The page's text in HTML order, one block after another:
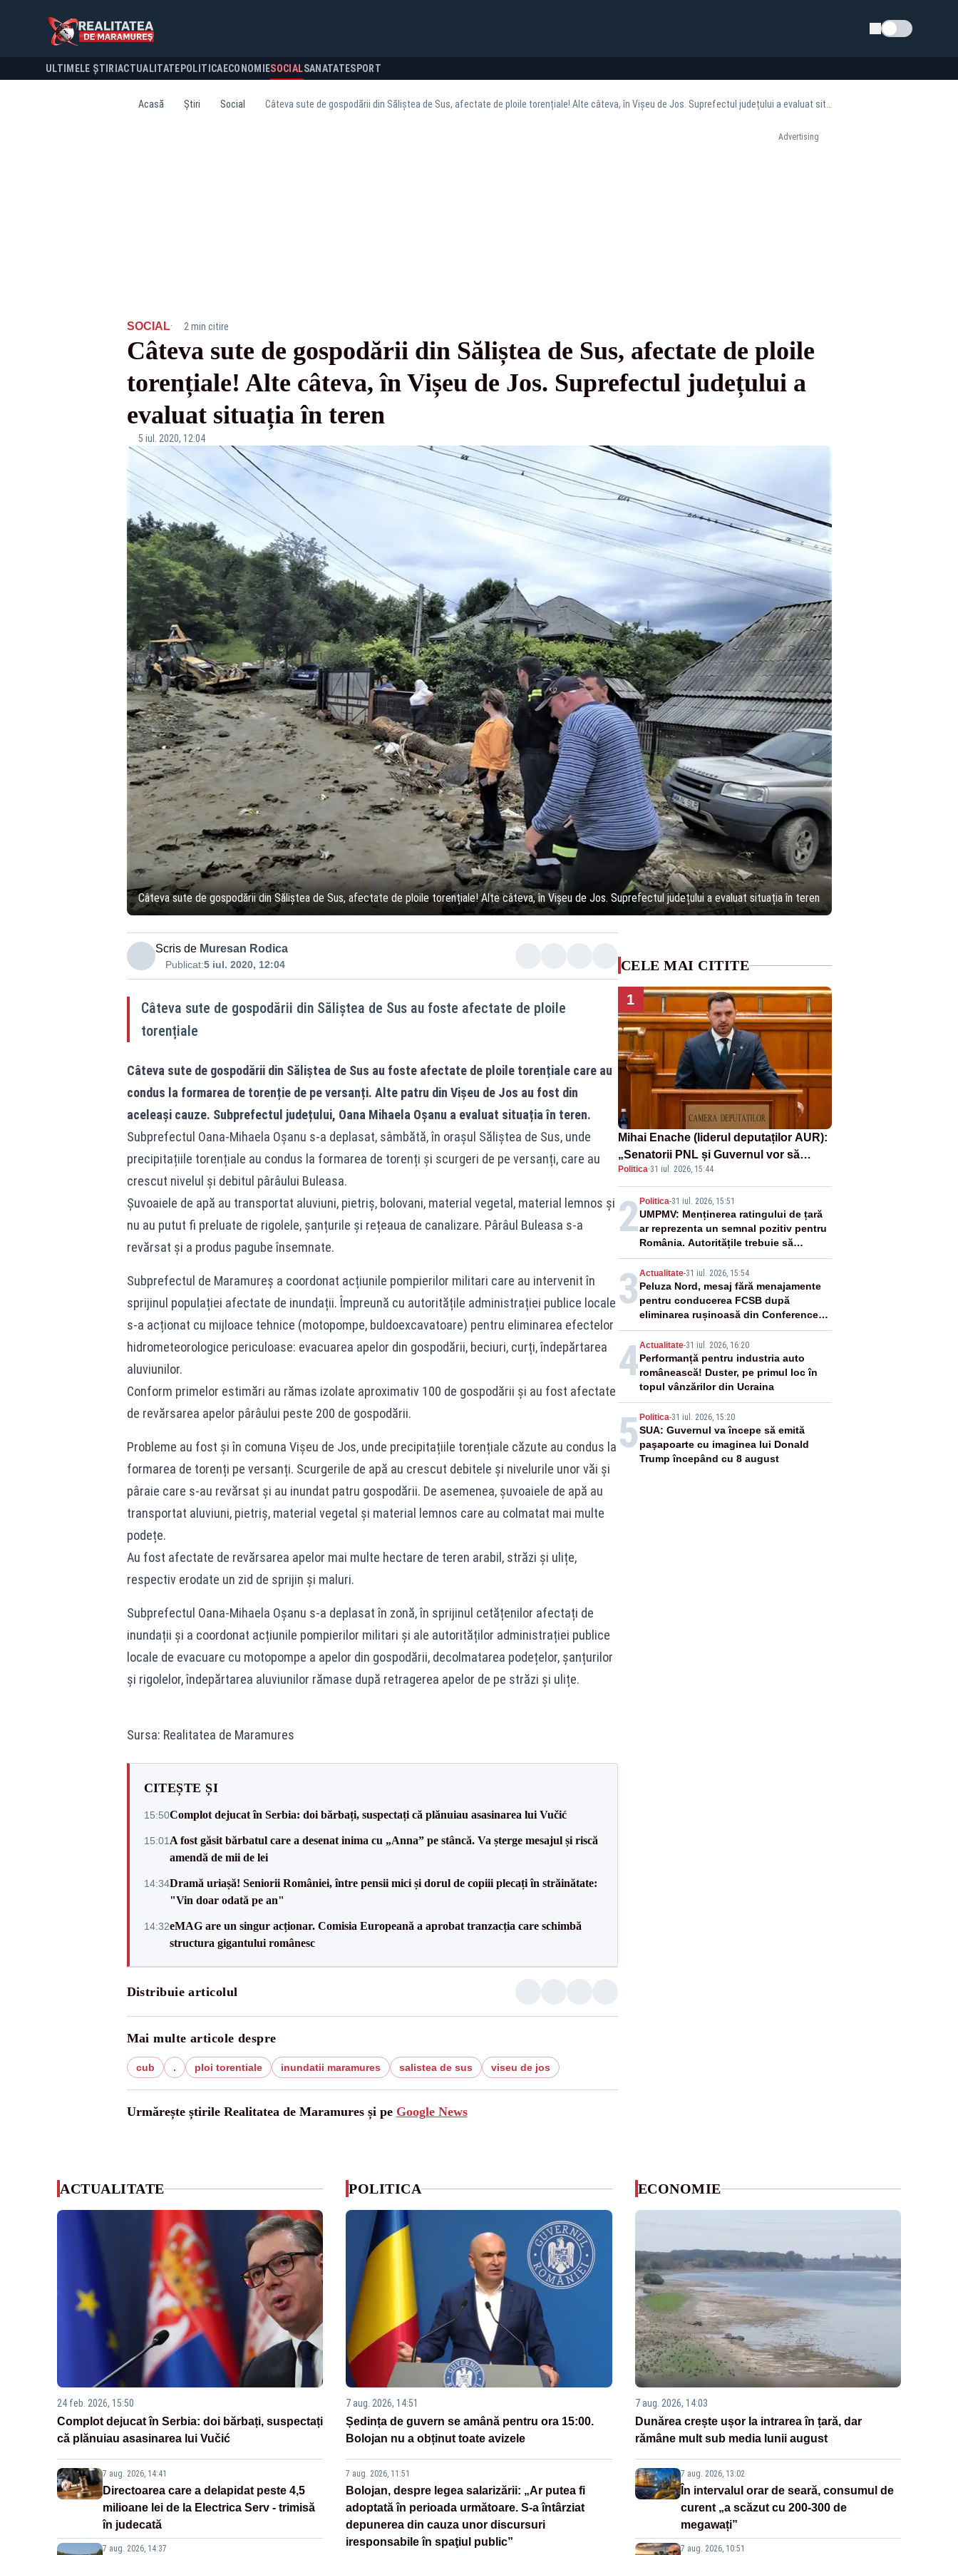
Schimba tema
ULTIMELE ȘTIRI ACTUALITATE POLITICA ECONOMIESOCIALSANATATESPORT
Acasă Știri Social
Advertising
SOCIAL· 2 min citire
Câteva sute de gospodării din Săliștea de Sus, afectate de ploile
torențiale! Alte câteva, în Vișeu de Jos. Suprefectul județului a
evaluat situația în teren
5 iul. 2020, 12:04
Câteva sute de gospodării din Săliștea de Sus, afectate de ploile torențiale! Alte câteva, în Vișeu de Jos. Suprefectul județului a evaluat situația în teren
Scris de Muresan Rodica
Publicat:5 iul. 2020, 12:04
Câteva sute de gospodării din Săliștea de Sus au foste afectate de ploile
torențiale
Câteva sute de gospodării din Săliștea de Sus au foste afectate de ploile torențiale care au
condus la formarea de torenție de pe versanți. Alte patru din Vișeu de Jos au fost din
aceleași cauze. Subprefectul județului, Oana Mihaela Oșanu a evaluat situația în teren.
Subprefectul Oana-Mihaela Oșanu s-a deplasat, sâmbătă, în orașul Săliștea de Sus, unde
precipitațiile torențiale au condus la formarea de torenți și scurgeri de pe versanți, care au
crescut nivelul și debitul pârâului Buleasa.
Șuvoaiele de apă au transportat aluviuni, pietriș, bolovani, material vegetal, material lemnos și
nu au putut fi preluate de rigolele, șanțurile și rețeaua de canalizare. Pârâul Buleasa s-a
revărsat și a produs pagube însemnate.
Subprefectul de Maramureș a coordonat acțiunile pompierilor militari care au intervenit în
sprijinul populației afectate de inundații. Împreună cu autoritățile administrației publice locale
s-a acționat cu mijloace tehnice (motopompe, buldoexcavatoare) pentru eliminarea efectelor
hidrometeorologice periculoase: evacuarea apelor din gospodării, beciuri, curți, îndepărtarea
aluviunilor.
Conform primelor estimări au rămas izolate aproximativ 100 de gospodării și au fost afectate
de revărsarea apelor pârâului peste 200 de gospodării.
Probleme au fost și în comuna Vișeu de Jos, unde precipitațiile torențiale căzute au condus la
formarea de torenți pe versanți. Scurgerile de apă au crescut debitele și nivelurile unor văi și
pâraie care s-au revărsat și au inundat patru gospodării. De asemenea, șuvoaiele de apă au
transportat aluviuni, pietriș, material vegetal și material lemnos care au colmatat mai multe
podețe.
Au fost afectate de revărsarea apelor mai multe hectare de teren arabil, străzi și ulițe,
respectiv erodate un zid de sprijin și maluri.
Subprefectul Oana-Mihaela Oșanu s-a deplasat în zonă, în sprijinul cetățenilor afectați de
inundații și a coordonat acțiunile pompierilor militari și ale autorităților administrației publice
locale de evacuare cu motopompe a apelor din gospodării, decolmatarea podețelor, șanțurilor
și rigolelor, îndepărtarea aluviunilor rămase după retragerea apelor de pe străzi și ulițe.
Sursa: Realitatea de Maramures
CITEȘTE ȘI
15:50Complot dejucat în Serbia: doi bărbați, suspectați că plănuiau asasinarea lui Vučić
15:01 A fost găsit bărbatul care a desenat inima cu „Anna” pe stâncă. Va șterge mesajul și riscă
amendă de mii de lei
14:34Dramă uriașă! Seniorii României, între pensii mici și dorul de copiii plecați în străinătate:
"Vin doar odată pe an"
14:32eMAG are un singur acționar. Comisia Europeană a aprobat tranzacția care schimbă
structura gigantului românesc
Distribuie articolul
Mai multe articole despre
cub . ploi torentiale inundatii maramures salistea de sus viseu de jos
Urmărește știrile Realitatea de Maramures și pe Google News
CELE MAI CITITE
1
Mihai Enache (liderul deputaților AUR):
„Senatorii PNL și Guvernul vor să
scoată la vânzare bunuri publice pentru
a stinge datoriile pentru vaccinurile
Pfizer!”
Politica·31 iul. 2026, 15:44
2 Politica-31 iul. 2026, 15:51
UMPMV: Menținerea ratingului de țară
ar reprezenta un semnal pozitiv pentru
România. Autoritățile trebuie să
continue consolidarea stabilității
economice și financiare
3 Actualitate-31 iul. 2026, 15:54
Peluza Nord, mesaj fără menajamente
pentru conducerea FCSB după
eliminarea rușinoasă din Conference
League
4Actualitate-31 iul. 2026, 16:20
Performanță pentru industria auto
românească! Duster, pe primul loc în
topul vânzărilor din Ucraina
5 Politica-31 iul. 2026, 15:20
SUA: Guvernul va începe să emită
paşapoarte cu imaginea lui Donald
Trump începând cu 8 august
ACTUALITATE
24 feb. 2026, 15:50
Complot dejucat în Serbia: doi bărbați, suspectați
că plănuiau asasinarea lui Vučić
7 aug. 2026, 14:41
Directoarea care a delapidat peste 4,5
milioane lei de la Electrica Serv - trimisă
în judecată
7 aug. 2026, 14:37
POLITICA
7 aug. 2026, 14:51
Ședința de guvern se amână pentru ora 15:00.
Bolojan nu a obținut toate avizele
7 aug. 2026, 11:51
Bolojan, despre legea salarizării: „Ar putea fi
adoptată în perioada următoare. S-a întârziat
depunerea din cauza unor discursuri
iresponsabile în spaţiul public”
ECONOMIE
7 aug. 2026, 14:03
Dunărea crește ușor la intrarea în țară, dar
rămâne mult sub media lunii august
7 aug. 2026, 13:02
În intervalul orar de seară, consumul de
curent „a scăzut cu 200-300 de
megawați”
7 aug. 2026, 10:51